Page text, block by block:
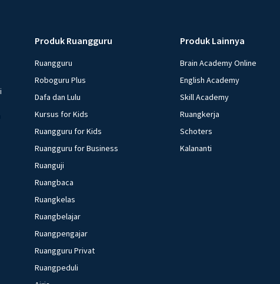
Produk Ruangguru
Ruangguru
Roboguru Plus
Dafa dan Lulu
Kursus for Kids
Ruangguru for Kids
Ruangguru for Business
Ruanguji
Ruangbaca
Ruangkelas
Ruangbelajar
Ruangpengajar
Ruangguru Privat
Ruangpeduli
Produk Lainnya
Brain Academy Online
English Academy
Skill Academy
Ruangkerja
Schoters
Kalananti